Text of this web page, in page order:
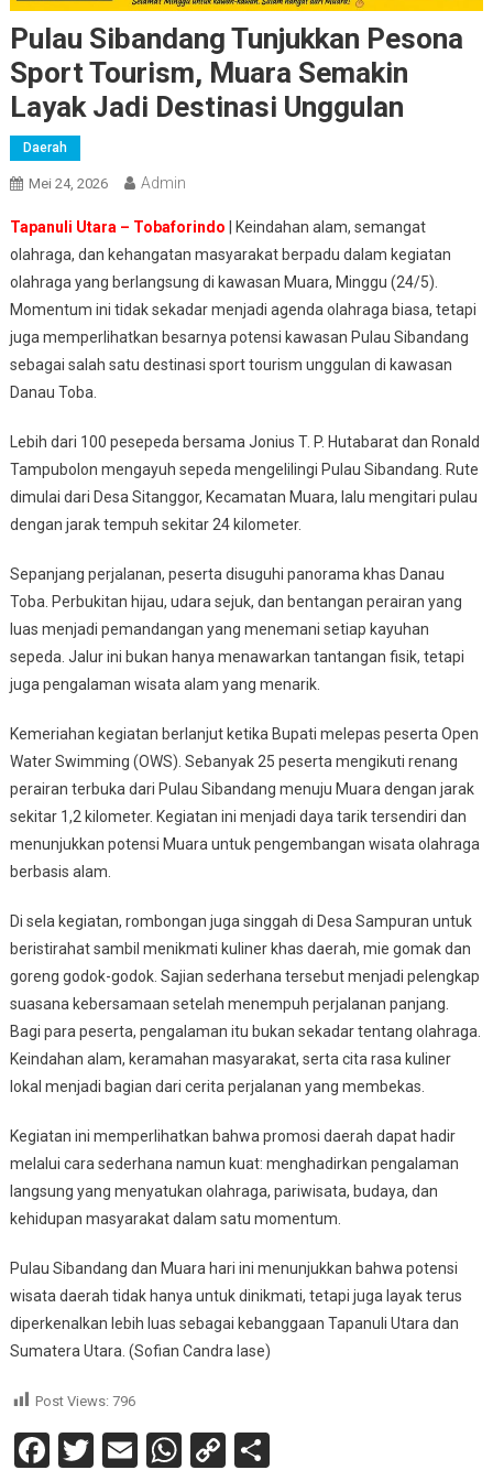
Pulau Sibandang Tunjukkan Pesona
Sport Tourism, Muara Semakin
Layak Jadi Destinasi Unggulan
Daerah
Mei 24, 2026 Admin
Tapanuli Utara – Tobaforindo | Keindahan alam, semangat
olahraga, dan kehangatan masyarakat berpadu dalam kegiatan
olahraga yang berlangsung di kawasan Muara, Minggu (24/5).
Momentum ini tidak sekadar menjadi agenda olahraga biasa, tetapi
juga memperlihatkan besarnya potensi kawasan Pulau Sibandang
sebagai salah satu destinasi sport tourism unggulan di kawasan
Danau Toba.
Lebih dari 100 pesepeda bersama Jonius T. P. Hutabarat dan Ronald
Tampubolon mengayuh sepeda mengelilingi Pulau Sibandang. Rute
dimulai dari Desa Sitanggor, Kecamatan Muara, lalu mengitari pulau
dengan jarak tempuh sekitar 24 kilometer.
Sepanjang perjalanan, peserta disuguhi panorama khas Danau
Toba. Perbukitan hijau, udara sejuk, dan bentangan perairan yang
luas menjadi pemandangan yang menemani setiap kayuhan
sepeda. Jalur ini bukan hanya menawarkan tantangan fisik, tetapi
juga pengalaman wisata alam yang menarik.
Kemeriahan kegiatan berlanjut ketika Bupati melepas peserta Open
Water Swimming (OWS). Sebanyak 25 peserta mengikuti renang
perairan terbuka dari Pulau Sibandang menuju Muara dengan jarak
sekitar 1,2 kilometer. Kegiatan ini menjadi daya tarik tersendiri dan
menunjukkan potensi Muara untuk pengembangan wisata olahraga
berbasis alam.
Di sela kegiatan, rombongan juga singgah di Desa Sampuran untuk
beristirahat sambil menikmati kuliner khas daerah, mie gomak dan
goreng godok-godok. Sajian sederhana tersebut menjadi pelengkap
suasana kebersamaan setelah menempuh perjalanan panjang.
Bagi para peserta, pengalaman itu bukan sekadar tentang olahraga.
Keindahan alam, keramahan masyarakat, serta cita rasa kuliner
lokal menjadi bagian dari cerita perjalanan yang membekas.
Kegiatan ini memperlihatkan bahwa promosi daerah dapat hadir
melalui cara sederhana namun kuat: menghadirkan pengalaman
langsung yang menyatukan olahraga, pariwisata, budaya, dan
kehidupan masyarakat dalam satu momentum.
Pulau Sibandang dan Muara hari ini menunjukkan bahwa potensi
wisata daerah tidak hanya untuk dinikmati, tetapi juga layak terus
diperkenalkan lebih luas sebagai kebanggaan Tapanuli Utara dan
Sumatera Utara. (Sofian Candra lase)
Post Views: 796
Facebook
Twitter
EmailWhatsApp
CopyShare